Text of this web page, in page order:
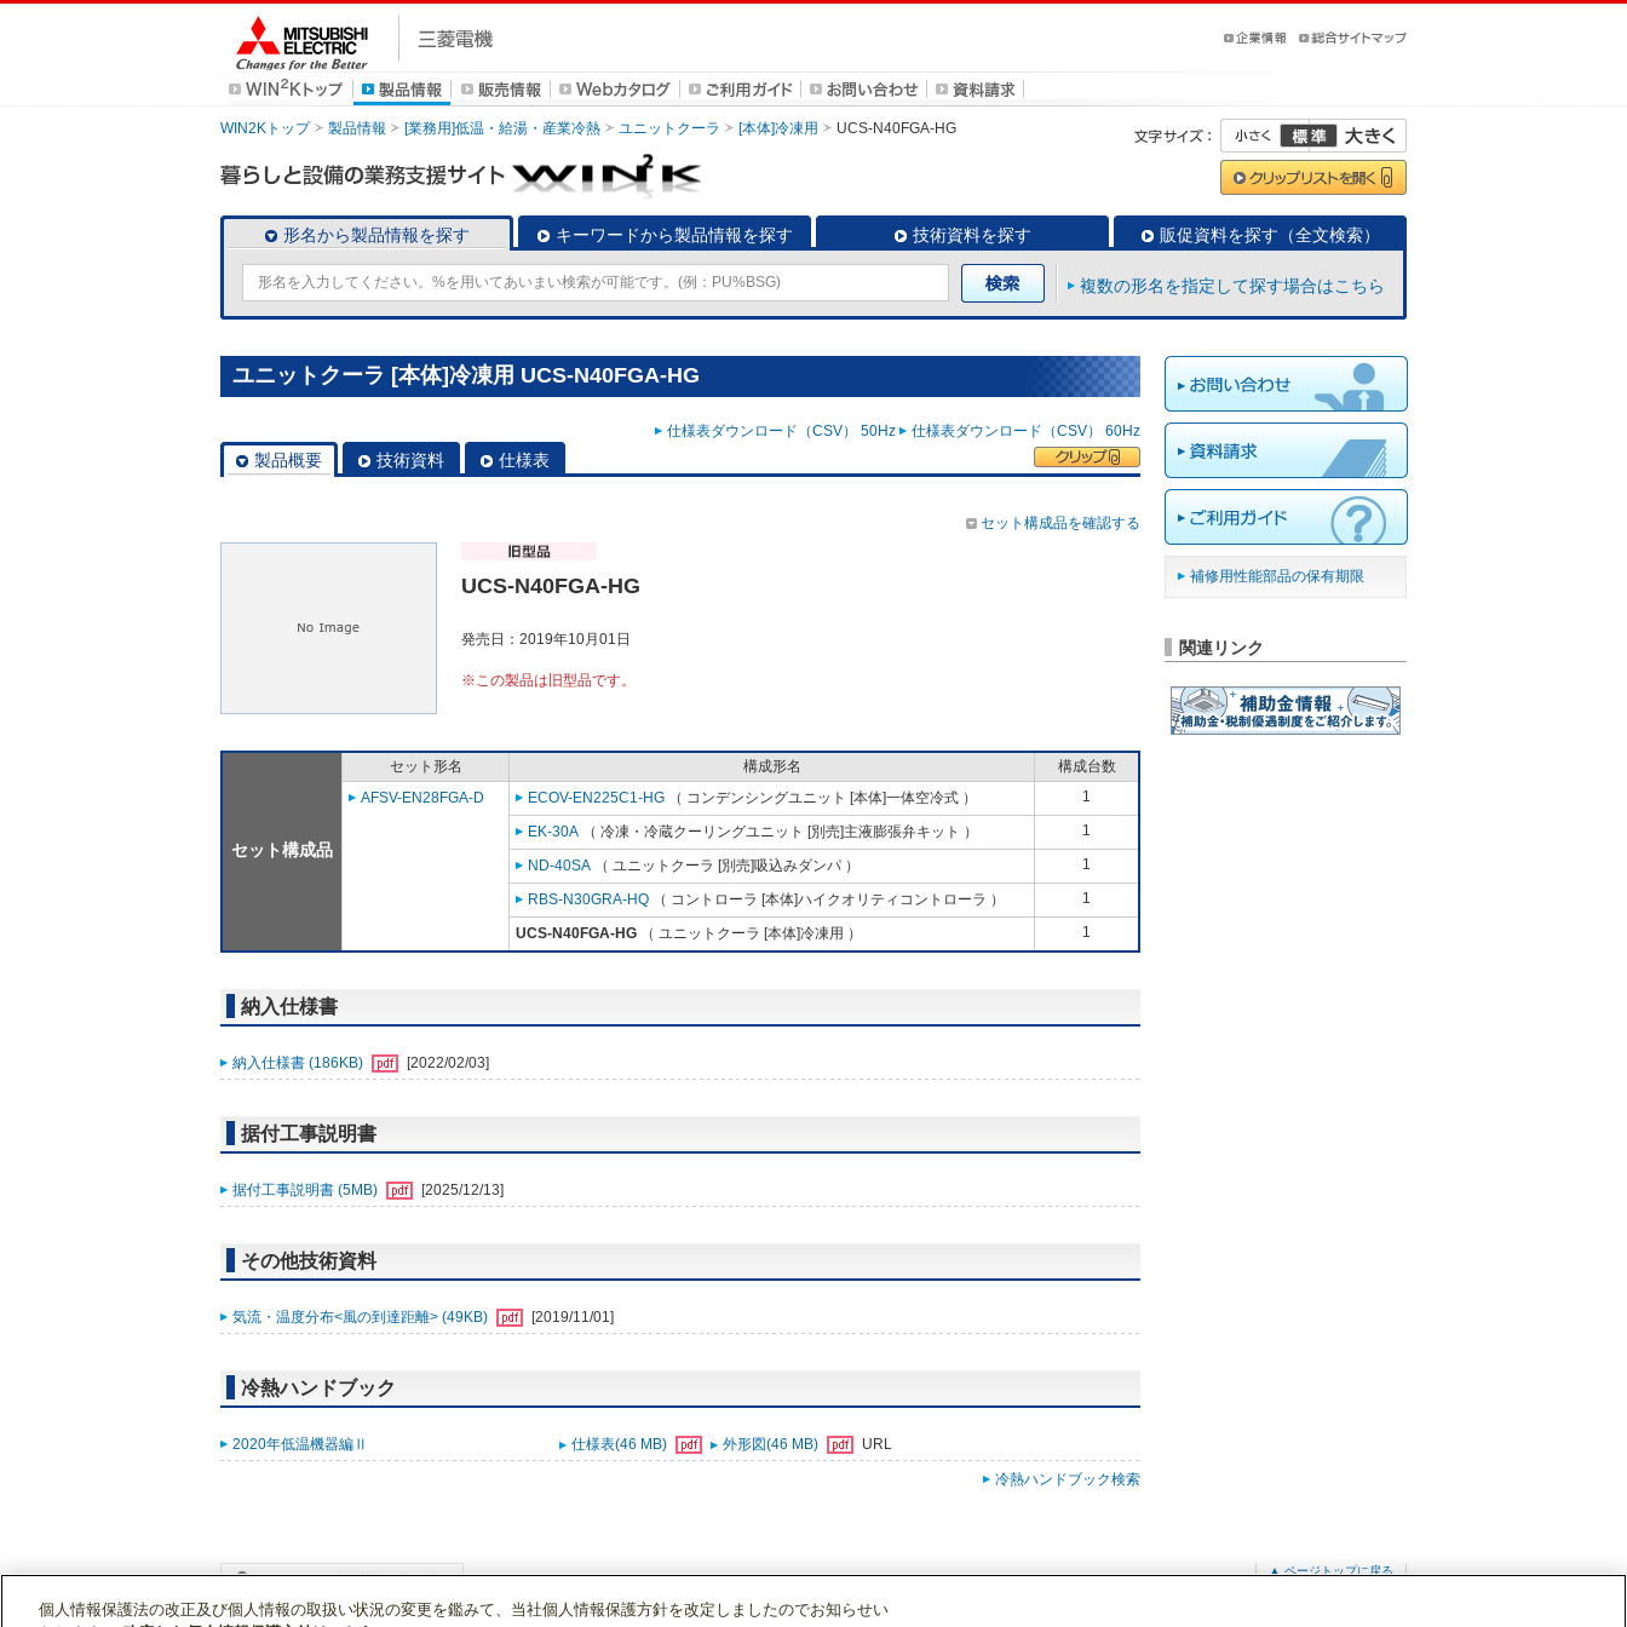
WIN2Kトップ 製品情報 [業務用]低温・給湯・産業冷熱 ユニットクーラ [本体]冷凍用 UCS-N40FGA-HG
形名から製品情報を探す キーワードから製品情報を探す 技術資料を探す 販促資料を探す（全文検索）
複数の形名を指定して探す場合はこちら
ユニットクーラ [本体]冷凍用 UCS-N40FGA-HG
仕様表ダウンロード（CSV） 50Hz 仕様表ダウンロード（CSV） 60Hz
製品概要 技術資料 仕様表
セット構成品を確認する
UCS-N40FGA-HG
発売日：2019年10月01日
※この製品は旧型品です。
セット構成品
セット形名 構成形名
構成台数
AFSV-EN28FGA-D
ECOV-EN225C1-HG （ コンデンシングユニット [本体]一体空冷式 ） 1
EK-30A （ 冷凍・冷蔵クーリングユニット [別売]主液膨張弁キット ） 1
ND-40SA （ ユニットクーラ [別売]吸込みダンパ ） 1
RBS-N30GRA-HQ （ コントローラ [本体]ハイクオリティコントローラ ） 1
UCS-N40FGA-HG （ ユニットクーラ [本体]冷凍用 ） 1
納入仕様書
納入仕様書 (186KB) [2022/02/03]
据付工事説明書
据付工事説明書 (5MB) [2025/12/13]
その他技術資料
気流・温度分布<風の到達距離> (49KB) [2019/11/01]
冷熱ハンドブック
2020年低温機器編Ⅱ 仕様表(46 MB) 外形図(46 MB) URL
冷熱ハンドブック検索
補修用性能部品の保有期限
関連リンク
▲ ページトップに戻る
個人情報保護法の改正及び個人情報の取扱い状況の変更を鑑みて、当社個人情報保護方針を改定しましたのでお知らせい